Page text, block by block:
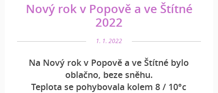
Nový rok v Popově a ve Štítné
2022
1. 1. 2022
Na Nový rok v Popově a ve Štítné bylo
oblačno, beze sněhu.
Teplota se pohybovala kolem 8 / 10°c